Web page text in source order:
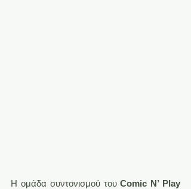
Η ομάδα συντονισμού του Comic N’ Play